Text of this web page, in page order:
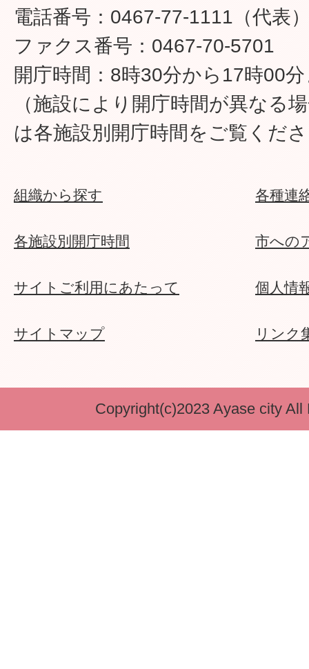
電話番号：0467-77-1111（代表
ファクス番号：0467-70-5701
開庁時間：8時30分から17時00
（施設により開庁時間が異なる
は各施設別開庁時間をご覧くだ
組織から探す 各種連
各施設別開庁時間 市への
サイトご利用にあたって 個人情
サイトマップ リンク
Copyright(c)2023 Ayase city